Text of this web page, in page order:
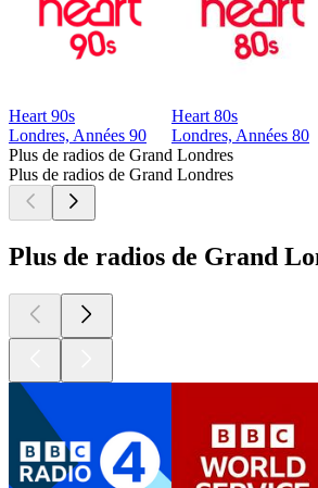
Heart 90s
Londres, Années 90
Heart 80s
Londres, Années 80
Plus de radios de Grand Londres
Plus de radios de Grand Londres
Plus de radios de Grand